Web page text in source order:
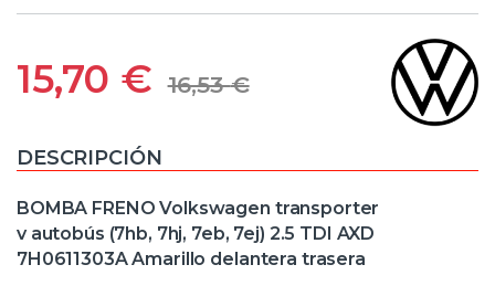
15,70 € 16,53€
DESCRIPCIÓN
BOMBA FRENO Volkswagen transporter
v autobús (7hb, 7hj, 7eb, 7ej) 2.5 TDI AXD
7H0611303A Amarillo delantera trasera